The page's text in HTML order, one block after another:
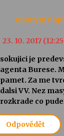
Anonym
23. 10. 2017
sokujici je
agenta Burese.
pamet. Za me
dalsi VV. Nez
rozkrade co
Odpovědět